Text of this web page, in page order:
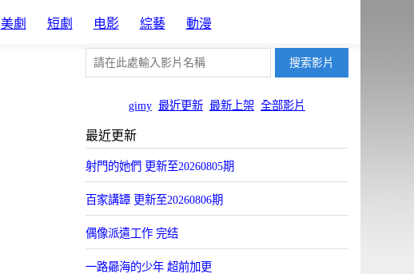
美劇 短劇 电影 綜藝 動漫
gimy 最近更新 最新上架 全部影片
最近更新
射門的她們 更新至20260805期
百家講罈 更新至20260806期
偶像派遣工作 完结
一路曏海的少年 超前加更